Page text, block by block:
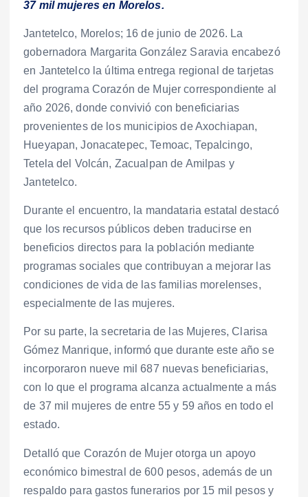
37 mil mujeres en Morelos.
Jantetelco, Morelos; 16 de junio de 2026. La
gobernadora Margarita González Saravia encabezó
en Jantetelco la última entrega regional de tarjetas
del programa Corazón de Mujer correspondiente al
año 2026, donde convivió con beneficiarias
provenientes de los municipios de Axochiapan,
Hueyapan, Jonacatepec, Temoac, Tepalcingo,
Tetela del Volcán, Zacualpan de Amilpas y
Jantetelco.
Durante el encuentro, la mandataria estatal destacó
que los recursos públicos deben traducirse en
beneficios directos para la población mediante
programas sociales que contribuyan a mejorar las
condiciones de vida de las familias morelenses,
especialmente de las mujeres.
Por su parte, la secretaria de las Mujeres, Clarisa
Gómez Manrique, informó que durante este año se
incorporaron nueve mil 687 nuevas beneficiarias,
con lo que el programa alcanza actualmente a más
de 37 mil mujeres de entre 55 y 59 años en todo el
estado.
Detalló que Corazón de Mujer otorga un apoyo
económico bimestral de 600 pesos, además de un
respaldo para gastos funerarios por 15 mil pesos y